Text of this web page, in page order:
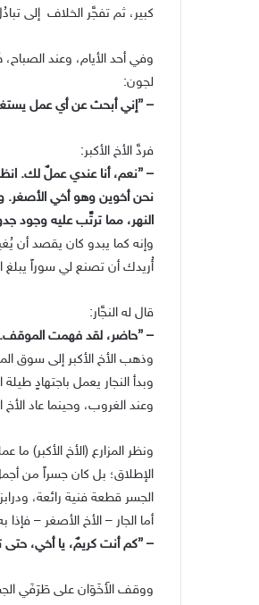
كبير، ثم تفجَّر الخلاف إلى
وفي أحد الأيام، وعند
لجون:
– ”إني أبحث عن أي عمل
فردَّ الأخ الأكبر:
– ”نعم، أنا عندي عملٌ لك.
نحن أخوين وهو أخي الأصغر.
النهر، مما ترتَّب عليه وجود
وإنه كما يبدو كان يقصد أن
أُريدك أن تصنع لي سوراً يبلغ
قال له النجَّار:
– ”حاضر، لقد فهمت
وذهب الأخ الأكبر إلى سوق
وبدأ النجار يعمل باجتهادٍ
وعند الغروب، وحينما عاد الأخ
ونظر المزارع (الأخ الأكبر)
الإطلاق؛ بل كان جسراً من
الجسر قطعة فنية رائعة،
أما الجار – الأخ الأصغر –
– ”كم أنت كريمٌ، يا أخي،
ووقف الأَخَوَان على طَرَفَي